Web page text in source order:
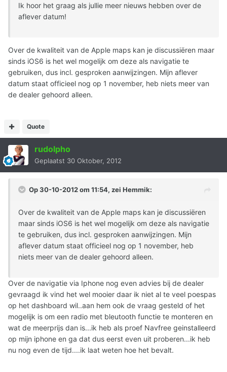
Ik hoor het graag als jullie meer nieuws hebben over de
aflever datum!
Over de kwaliteit van de Apple maps kan je discussiëren maar
sinds iOS6 is het wel mogelijk om deze als navigatie te
gebruiken, dus incl. gesproken aanwijzingen. Mijn aflever
datum staat officieel nog op 1 november, heb niets meer van
de dealer gehoord alleen.
Quote
rudolpho
Geplaatst 30 Oktober, 2012
Op 30-10-2012 om 11:54, zei Hemmik:
Over de kwaliteit van de Apple maps kan je discussiëren
maar sinds iOS6 is het wel mogelijk om deze als navigatie
te gebruiken, dus incl. gesproken aanwijzingen. Mijn
aflever datum staat officieel nog op 1 november, heb
niets meer van de dealer gehoord alleen.
Over de navigatie via Iphone nog even advies bij de dealer
gevraagd ik vind het wel mooier daar ik niet al te veel poespas
op het dashboard wil..aan hem ook de vraag gesteld of het
mogelijk is om een radio met bleutooth functie te monteren en
wat de meerprijs dan is...ik heb als proef Navfree geinstalleerd
op mijn iphone en ga dat dus eerst even uit proberen...ik heb
nu nog even de tijd....ik laat weten hoe het bevalt.